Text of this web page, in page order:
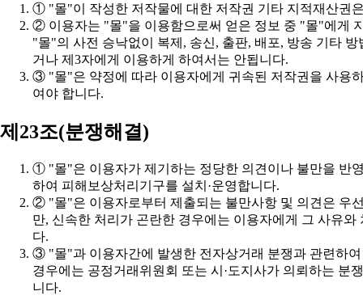
① "몰"이 작성한 저작물에 대한 저작권 기타 지적재산권
거나 제3자에게 이용하게 하여서는 안됩니다.
여야 합니다.
제23조(분쟁해결)
하여 피해보상처리기구를 설치·운영합니다.
다.
니다.